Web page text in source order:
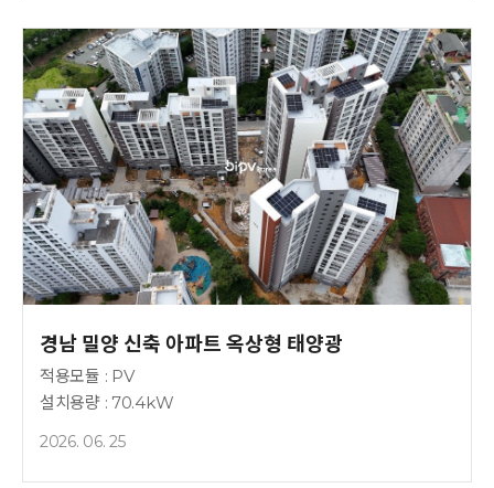
경남 밀양 신축 아파트 옥상형 태양광
적용모듈 : PV
설치용량 : 70.4kW
2026. 06. 25